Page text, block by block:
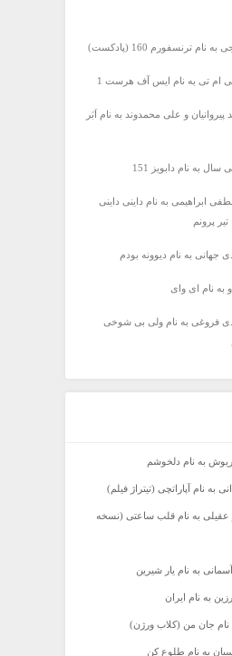
نام ترنسفورم 160 (پادکست)
ام تی به نام ایس آف هرست 1
پیروانیان و علی محمدوند به نام اَبَر
به نام دابویز 151
ابراهیمی به نام داینی داینی
پرونم
جهانی به نام دیوونه بودم
به نام ای وای
فروغی به نام ولی بی شوخی
به نام دلخوشم
به نام آپاراتچی (تیتراژ فیلم)
عقیلی به نام قلب ساعتی (نسخه
به نام یار شیرین
به نام ایران
نام جان من (کلاب ورژن)
به نام طلوع کن